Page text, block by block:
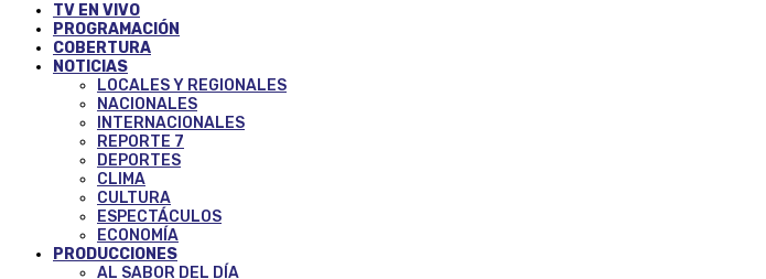
TV EN VIVO
PROGRAMACIÓN
COBERTURA
NOTICIAS
LOCALES Y REGIONALES
NACIONALES
INTERNACIONALES
REPORTE 7
DEPORTES
CLIMA
CULTURA
ESPECTÁCULOS
ECONOMÍA
PRODUCCIONES
AL SABOR DEL DÍA